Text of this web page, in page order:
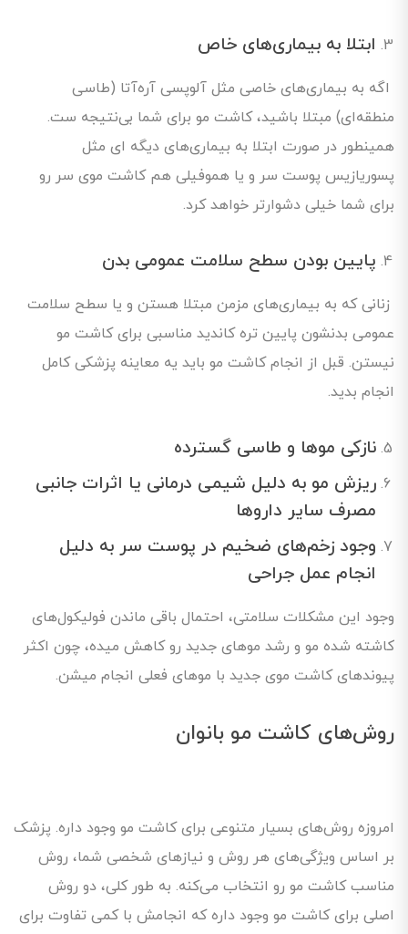
ابتلا به بیماری‌های خاص
اگه به بیماری‌های خاصی مثل آلوپسی آره‌آتا (طاسی
منطقه‌ای) مبتلا باشید، کاشت مو برای شما بی‌نتیجه ست.
همینطور در صورت ابتلا به بیماری‌های دیگه ای مثل
پسوریازیس پوست سر و یا هموفیلی هم کاشت موی سر رو
برای شما خیلی دشوارتر خواهد کرد.
پایین بودن سطح سلامت عمومی بدن
زنانی که به بیماری‌های مزمن مبتلا هستن و یا سطح سلامت
عمومی بدنشون پایین تره کاندید مناسبی برای کاشت مو
نیستن. قبل از انجام کاشت مو باید یه معاینه پزشکی کامل
انجام بدید.
نازکی موها و طاسی گسترده
ریزش مو به دلیل شیمی درمانی یا اثرات جانبی
مصرف سایر داروها
وجود زخم‌های ضخیم در پوست سر به دلیل
انجام عمل جراحی
وجود این مشکلات سلامتی، احتمال باقی ماندن فولیکول‌های
کاشته شده مو و رشد موهای جدید رو کاهش میده، چون اکثر
پیوندهای کاشت موی جدید با موهای فعلی انجام میشن.
روش‌های کاشت مو بانوان
امروزه روش‌های بسیار متنوعی برای کاشت مو وجود داره. پزشک
بر اساس ویژگی‌های هر روش و نیازهای شخصی شما، روش
مناسب کاشت مو رو انتخاب می‌کنه. به طور کلی، دو روش‌
اصلی برای کاشت مو وجود داره که انجامش با کمی تفاوت برای